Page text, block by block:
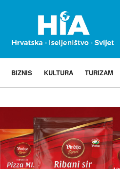
BIZNIS KULTURA TURIZAM